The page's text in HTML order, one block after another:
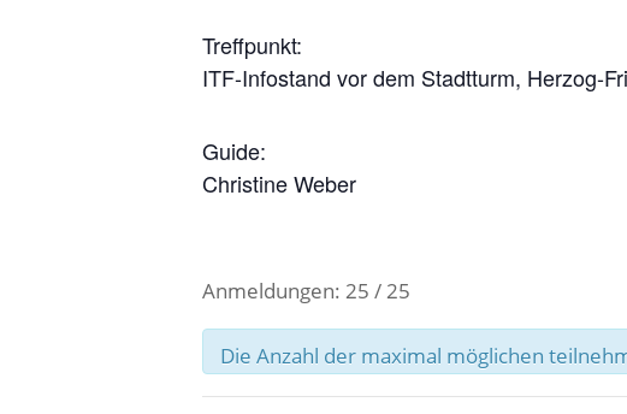
Treffpunkt:
ITF-Infostand vor dem Stadtturm, Herzog-
Guide:
Christine Weber
Anmeldungen: 25 / 25
Die Anzahl der maximal möglichen